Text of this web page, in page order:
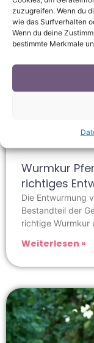
zuzugreifen. Wenn du
wie das Surfverhalten
Wenn du deine
bestimmte Merkmale
Wurmkur
richtiges
Die Entwurmung
Bestandteil der
richtige Wurmkur
Weiterlesen »